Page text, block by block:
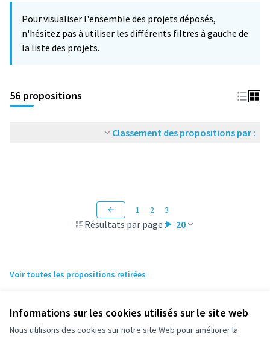
Informations sur les cookies utilisés sur le site web
Nous utilisons des cookies sur notre site Web pour améliorer la
−
Pour visualiser l'ensemble des projets déposés,
n'hésitez pas à utiliser les différents filtres à gauche de
la liste des projets.
56 propositions
Classement des propositions par :
Résultats par page : 20
1 2 3
Voir toutes les propositions retirées